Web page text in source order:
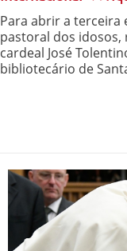
Para abrir a terceira
pastoral dos idosos,
cardeal José
bibliotecário de